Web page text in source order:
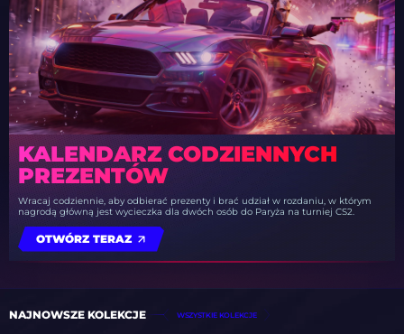
KALENDARZ CODZIENNYCH
PREZENTÓW
Wracaj codziennie, aby odbierać prezenty i brać udział w rozdaniu, w którym
nagrodą główną jest wycieczka dla dwóch osób do Paryża na turniej CS2.
OTWÓRZ TERAZ
NAJNOWSZE KOLEKCJE WSZYSTKIE KOLEKCJE